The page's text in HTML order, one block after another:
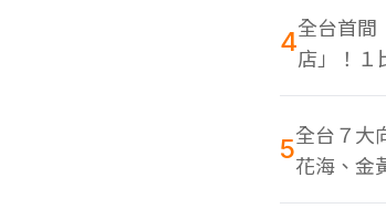
4全台首間
店」！１
男，百款
5全台７大
花海、金
同框